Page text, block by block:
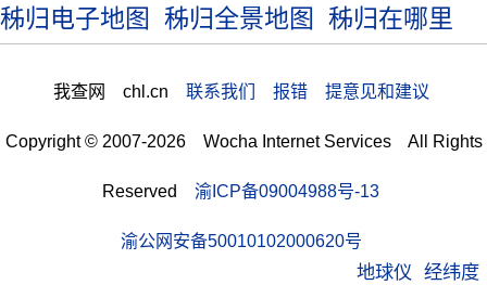
地球仪 经纬度
秭归电子地图
秭归全景地图 秭归在哪里
我查网 chl.cn 联系我们 报错 提意见和建议
Copyright © 2007-2026 Wocha Internet Services All Rights
Reserved 渝ICP备09004988号-13
渝公网安备50010102000620号